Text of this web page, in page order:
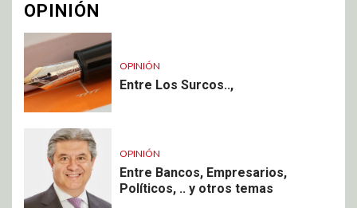
OPINIÓN
OPINIÓN
Entre Los Surcos..,
OPINIÓN
Entre Bancos, Empresarios,
Políticos, .. y otros temas